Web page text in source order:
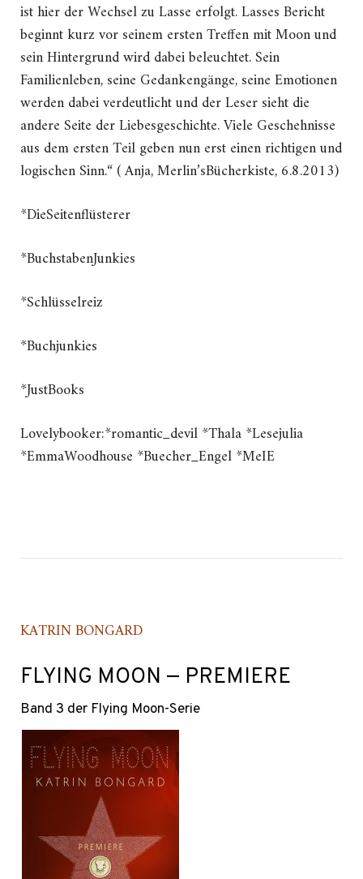
ist hier der Wechsel zu Lasse erfolgt. Lasses Bericht
beginnt kurz vor seinem ersten Treffen mit Moon und
sein Hintergrund wird dabei beleuchtet. Sein
Familienleben, seine Gedankengänge, seine Emotionen
werden dabei verdeutlicht und der Leser sieht die
andere Seite der Liebesgeschichte. Viele Geschehnisse
aus dem ersten Teil geben nun erst einen richtigen und
logischen Sinn.“ ( Anja, Merlin’sBücherkiste, 6.8.2013)
*DieSeitenflüsterer
*BuchstabenJunkies
*Schlüsselreiz
*Buchjunkies
*JustBooks
Lovelybooker:*romantic_devil *Thala *Lesejulia
*EmmaWoodhouse *Buecher_Engel *MeIE
KATRIN BONGARD
FLYING MOON — PREMIERE
Band 3 der Flying Moon-Serie